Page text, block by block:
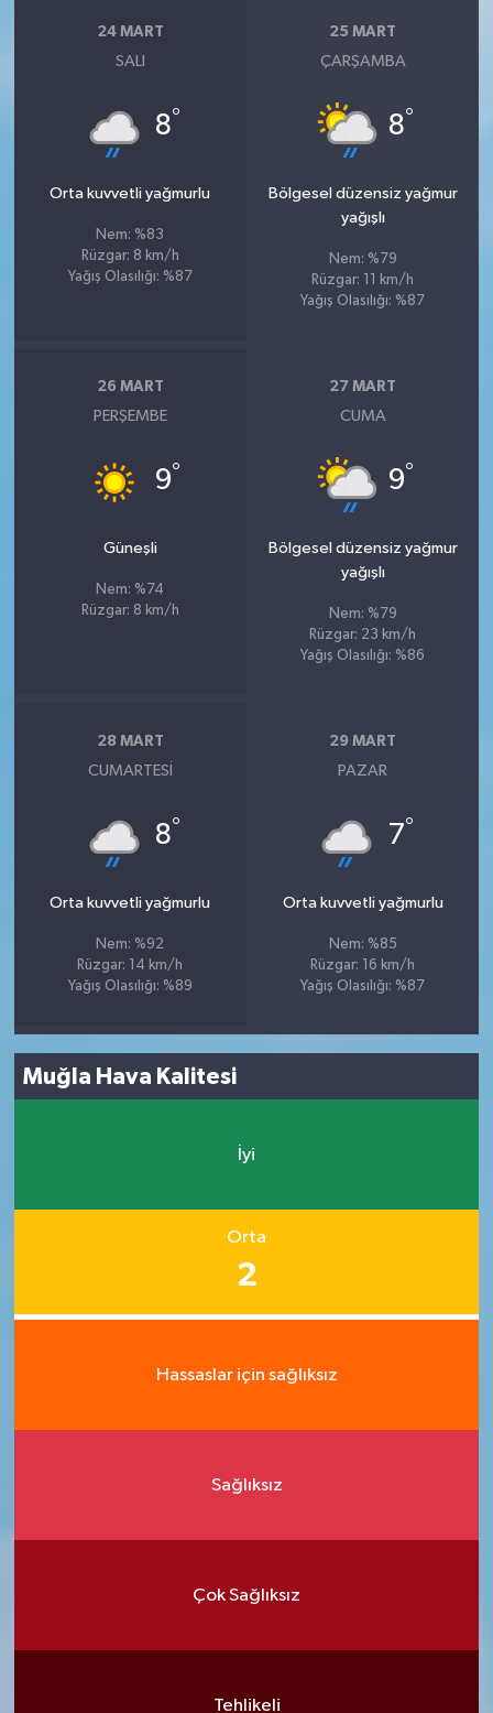
24 MART
SALI
8°
Orta kuvvetli yağmurlu
Nem: %83
Rüzgar: 8 km/h
Yağış Olasılığı: %87
25 MART
ÇARŞAMBA
8°
Bölgesel düzensiz yağmur
yağışlı
Nem: %79
Rüzgar: 11 km/h
Yağış Olasılığı: %87
26 MART
PERŞEMBE
9°
Güneşli
Nem: %74
Rüzgar: 8 km/h
27 MART
CUMA
9°
Bölgesel düzensiz yağmur
yağışlı
Nem: %79
Rüzgar: 23 km/h
Yağış Olasılığı: %86
28 MART
CUMARTESI
8°
Orta kuvvetli yağmurlu
Nem: %92
Rüzgar: 14 km/h
Yağış Olasılığı: %89
29 MART
PAZAR
7°
Orta kuvvetli yağmurlu
Nem: %85
Rüzgar: 16 km/h
Yağış Olasılığı: %87
Muğla Hava Kalitesi
İyi
Orta
2
Hassaslar için sağlıksız
Sağlıksız
Çok Sağlıksız
Tehlikeli